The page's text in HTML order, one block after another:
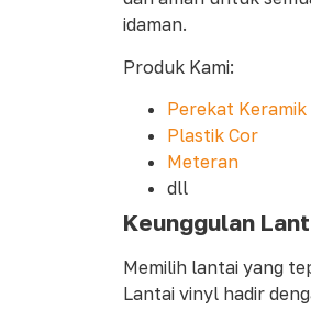
idaman.
Produk Kami:
Perekat Keramik
Plastik Cor
Meteran
dll
Keunggulan
Memilih lantai yang
Lantai vinyl hadir